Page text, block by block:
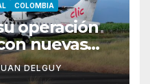
COLOMBIA
operación
nuevas
y Tolú
DELGUY